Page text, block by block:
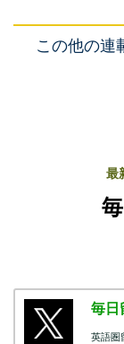
この他の連
最
毎日
英語圏